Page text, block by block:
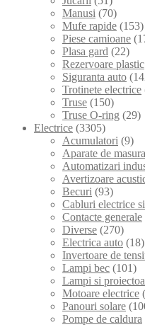
Manusi (70)
Mufe rapide (153)
Piese camioane
Plasa gard (22)
Rezervoare plastic
Siguranta auto
Trotinete electrice
Truse (150)
Truse O-ring (29)
Electrice (3305)
Acumulatori (9)
Aparate de
Automatizari
Avertizoare
Becuri (93)
Cabluri electrice
Contacte generale
Diverse (270)
Electrica auto (18)
Invertoare de
Lampi bec (101)
Lampi si
Motoare electrice
Panouri solare
Pompe de caldura